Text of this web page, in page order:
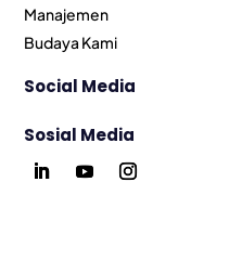
Manajemen
Budaya Kami
Social Media
Sosial Media